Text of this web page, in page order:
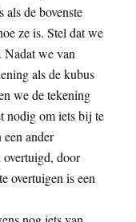
de bovenste
ze is. Stel dat we
Nadat we van
als de kubus
we de tekening
nodig om iets bij te
ander
overtuigd, door
overtuigen is een